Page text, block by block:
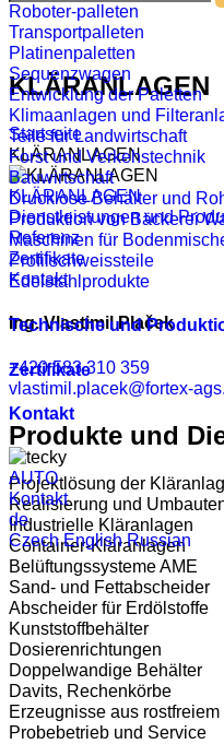
Roboter-palleten
Transportpalleten
Platinenpaletten
Sequenzwagen
Entwicklung der Paletten
Klimaanlagen und
Teile für Landwirtschaft
Forst und Verkehstechnik
Bauwirtschaft
Drucklose Behälter und
Produktion von Bäckerei
Maschinen für
Profilschweissteile
Edelstahlprodukte
Technische und
Zertifikate
Kontakt
AUTO
Kontakt
de
CzechEnglishRussian
KLÄRANLAGEN
Startseite
KLÄRANLAGEN
KLÄRANLAGEN
Dienstleistungen und
Referenz
Zertifikate
Kontakt
Ing. Vlastimil Plaček
+420 583 310 359
vlastimil.placek@fortex-
Produkte und
Projektlösung der
Realisierung und
Industrielle Kläranlagen
Container-Kläranlagen
Belüftungssysteme AME
Sand- und Fettabscheider
Abscheider für Erdölstoffe
Kunststoffbehälter
Dosierenrichtungen
Doppelwandige Behälter
Davits, Rechenkörbe
Erzeugnisse aus rostfreiem
Probebetrieb und Service